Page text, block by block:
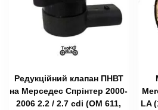
Редукційний клапан ПНВТ
на Мерседес Спрінтер 2000-
2006 2.2 / 2.7 cdi (ОМ 611,
LA